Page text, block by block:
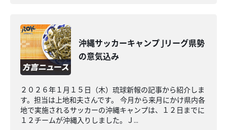
沖縄サッカーキャンプ Jリーグ県勢
の意気込み
２０２６年１月１５日（木）琉球新報の記事から紹介しま
す。担当は上地和夫さんです。 今月から来月にかけ県内各
地で実施されるサッカーの沖縄キャンプは、１２日までに
１２チームが沖縄入りしました。Ｊ...